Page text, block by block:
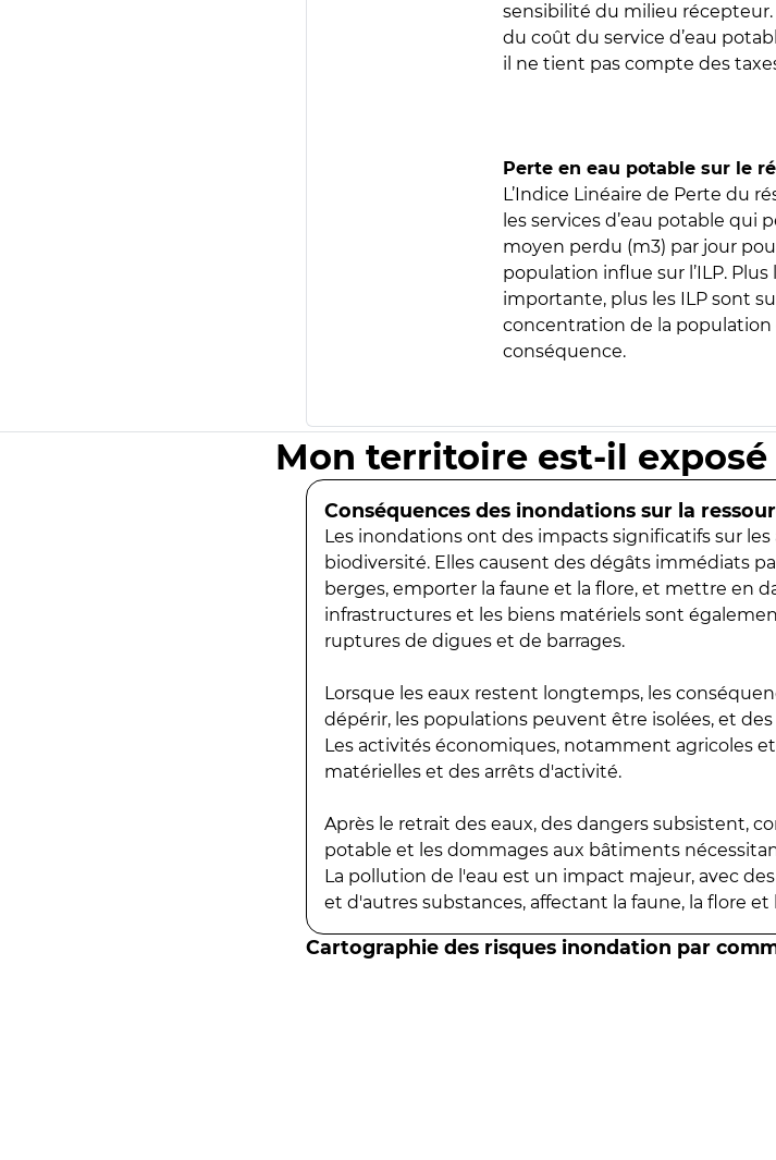
sensibilité du milieu
du coût du service d’eau
il ne tient pas compte des
Perte en eau potable sur le
L’Indice Linéaire de Perte du
les services d’eau potable qui
moyen perdu (m3) par jour
population influe sur l’ILP.
importante, plus les ILP sont
concentration de la
conséquence.
Mon territoire est-il
Conséquences des inondations sur la
Les inondations ont des impacts significatifs sur
biodiversité. Elles causent des dégâts immédiats
berges, emporter la faune et la flore, et mettre en
infrastructures et les biens matériels sont
ruptures de digues et de barrages.
Lorsque les eaux restent longtemps, les
dépérir, les populations peuvent être isolées, et
Les activités économiques, notamment agricoles
matérielles et des arrêts d'activité.
Après le retrait des eaux, des dangers subsistent,
potable et les dommages aux bâtiments
La pollution de l'eau est un impact majeur, avec
et d'autres substances, affectant la faune, la flore et
Cartographie des risques inondation par